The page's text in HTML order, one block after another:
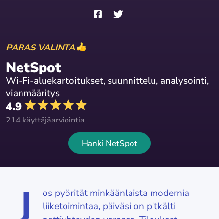
PARAS VALINTA
NetSpot
Wi-Fi-aluekartoitukset, suunnittelu, analysointi,
vianmääritys
4.9
214 käyttäjäarviointia
Hanki NetSpot
os pyörität minkäänlaista modernia
liiketoimintaa, päiväsi on pitkälti